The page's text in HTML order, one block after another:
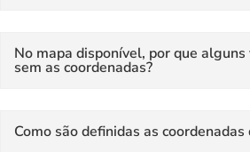
No mapa disponível, por que
sem as coordenadas?
Como são definidas as coordenadas